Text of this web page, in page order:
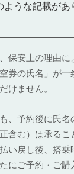
うな記載があ
保安上の理由に
券の氏名」が一
けません。
、予約後に氏名
含む）は承るこ
い戻し後、搭乗
にご予約・ご購